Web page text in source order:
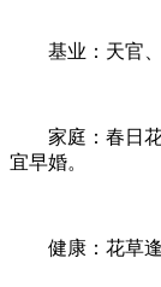
基业：天官、
家庭：春日花
宜早婚。
健康：花草逢